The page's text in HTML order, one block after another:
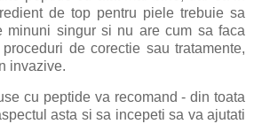
de top pentru piele trebuie sa
minuni singur si nu are cum sa faca
de corectie sau tratamente,
invazive.
cu peptide va recomand - din toata
asta si sa incepeti sa va ajutati